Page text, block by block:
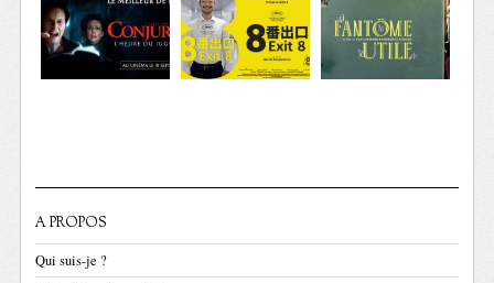
A PROPOS
Qui suis-je ?